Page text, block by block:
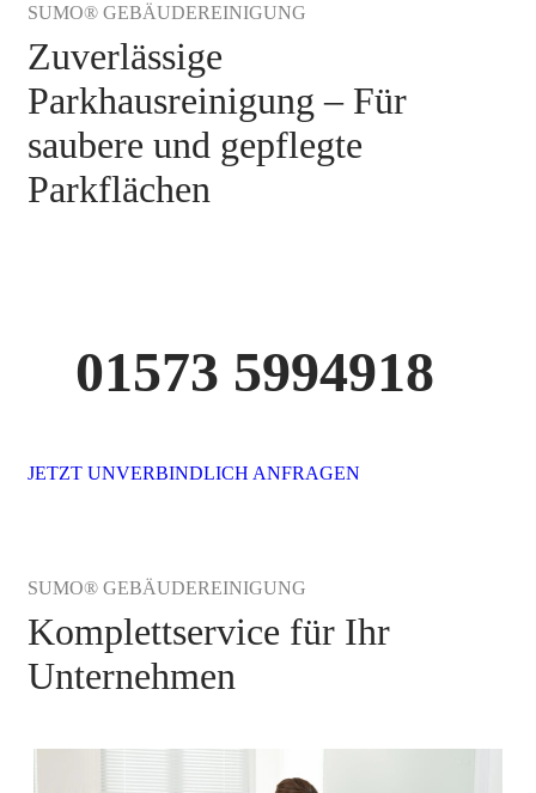
SUMO® GEBÄUDEREINIGUNG
Zuverlässige
Parkhausreinigung – Für
saubere und gepflegte
Parkflächen
01573 5994918
JETZT UNVERBINDLICH ANFRAGEN
SUMO® GEBÄUDEREINIGUNG
Komplettservice für Ihr
Unternehmen